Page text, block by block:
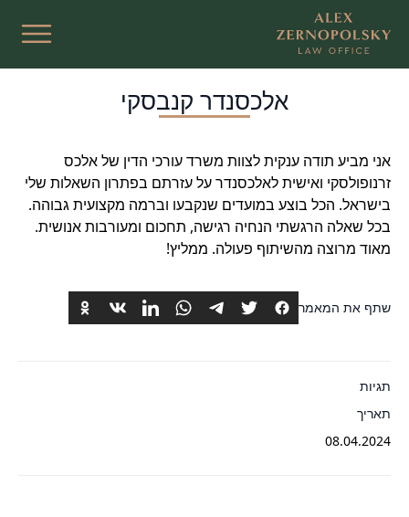
אלכסנדר קנבסקי
אני מביע תודה ענקית לצוות משרד עורכי הדין של אלכס
זרנופולסקי ואישית לאלכסנדר על עזרתם בפתרון השאלות שלי
בישראל. הכל בוצע במועדים שנקבעו וברמה מקצועית גבוהה.
בכל שאלה הרגשתי הנחיה רגישה, תחכום ומעורבות אנושית.
מאוד מרוצה מהשיתוף פעולה. ממליץ!
שתף את המאמר
תגיות
תאריך
08.04.2024